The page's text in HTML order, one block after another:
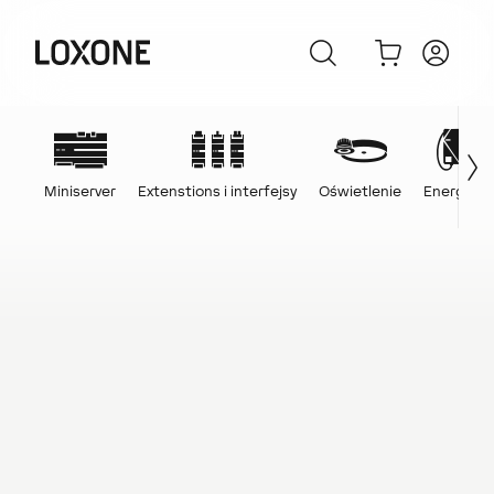
Miniserver Extenstions i interfejsy Oświetlenie Energia